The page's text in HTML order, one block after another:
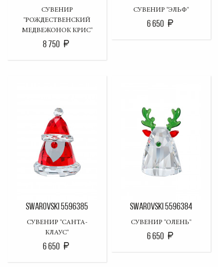
СУВЕНИР
"РОЖДЕСТВЕНСКИЙ
МЕДВЕЖОНОК КРИС"
8 750
СУВЕНИР "ЭЛЬФ"
6 650
SWAROVSKI 5596385
СУВЕНИР "САНТА-
КЛАУС"
6 650
SWAROVSKI 5596384
СУВЕНИР "ОЛЕНЬ"
6 650